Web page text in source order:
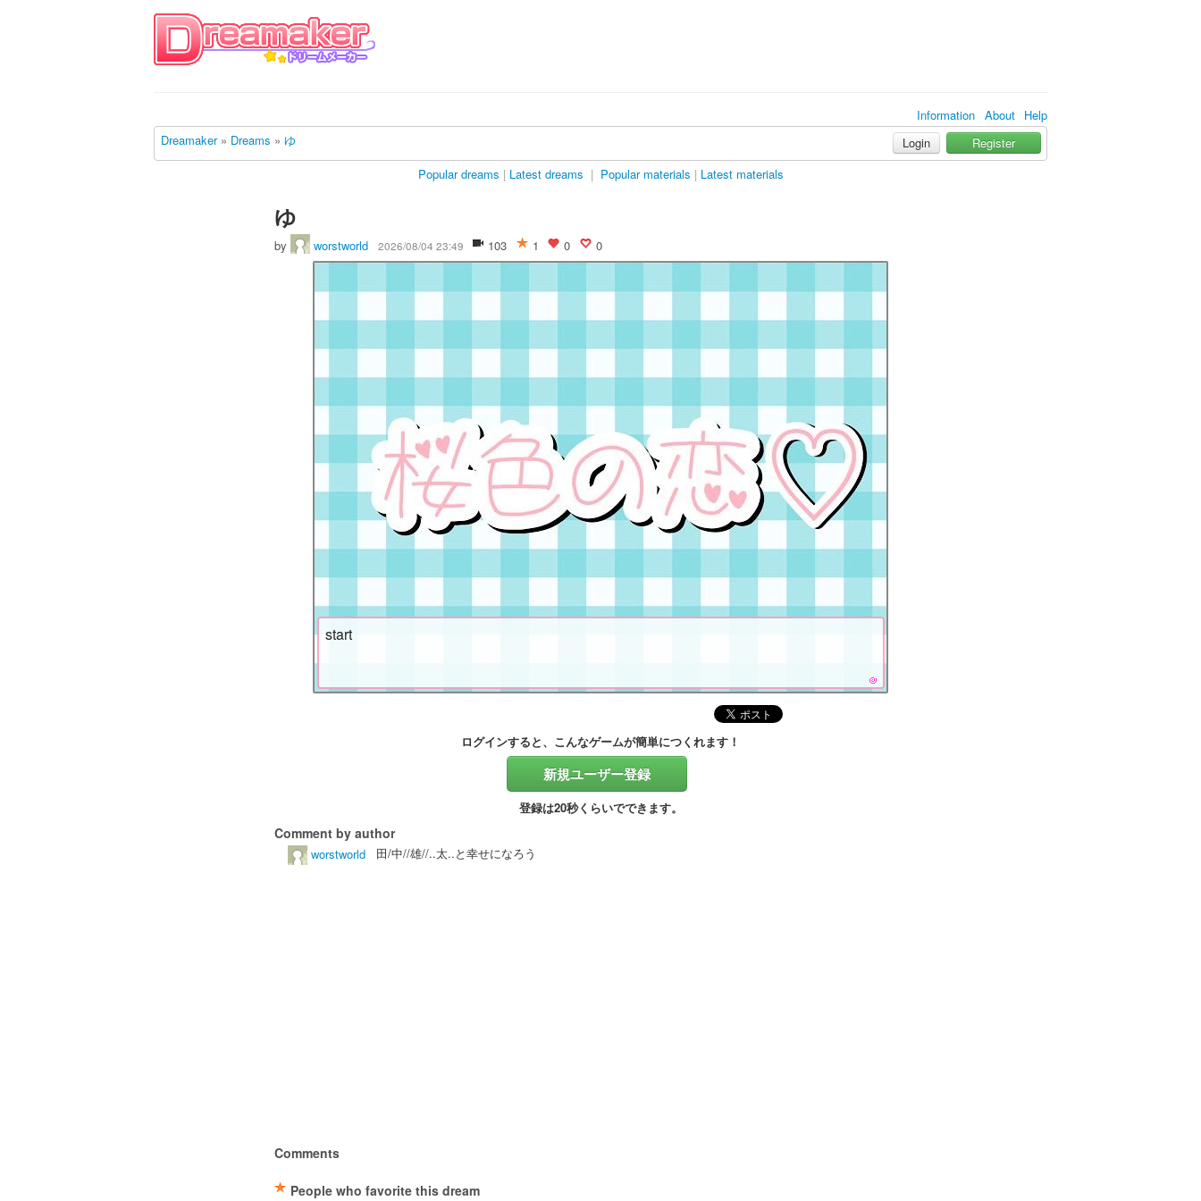
Information About
Help
Dreamaker» Dreams » ゆ Login
Register
Popular dreams | Latest dreams | Popular materials | Latest materials
ゆ
by worstworld 2026/08/04 23:49 103 1 0 0
start
ログインすると、こんなゲームが簡単につくれます！
新規ユーザー登録
登録は20秒くらいでできます。
Comment by author
worstworld 田/中//雄//..太..と幸せになろう
Comments
People who favorite this dream